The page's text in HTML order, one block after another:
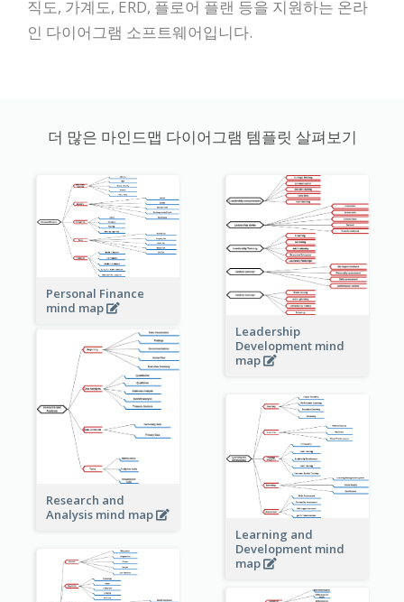
직도, 가계도, ERD, 플로어 플랜 등을 지원하는 온라
인 다이어그램 소프트웨어입니다.
더 많은 마인드맵 다이어그램 템플릿 살펴보기
Personal Finance
mind map
Leadership
Development mind
map
Research and
Analysis mind map
Learning and
Development mind
map